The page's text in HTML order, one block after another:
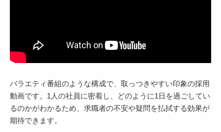
バラエティ番組のような構成で、取っつきやすい印象の採用
動画です。1人の社員に密着し、どのように1日を過ごしてい
るのかがわかるため、求職者の不安や疑問を払拭する効果が
期待できます。